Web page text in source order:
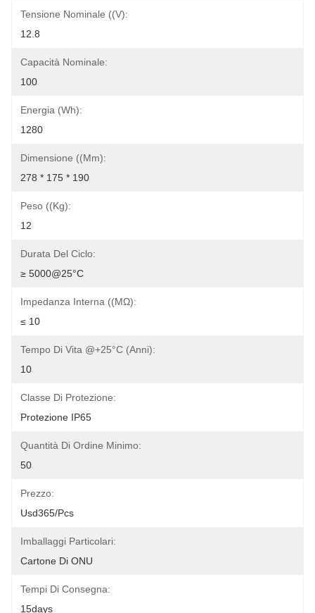
Tensione Nominale ((V):
12.8
Capacità Nominale:
100
Energia (Wh):
1280
Dimensione ((mm):
278 * 175 * 190
Peso ((kg):
12
Durata Del Ciclo:
≥ 5000@25°C
Impedanza Interna ((mΩ):
≤ 10
Tempo Di Vita @+25°C (anni):
10
Classe Di Protezione:
Protezione IP65
Quantità Di Ordine Minimo:
50
Prezzo:
Usd365/pcs
Imballaggi Particolari:
Cartone Di ONU
Tempi Di Consegna:
15days